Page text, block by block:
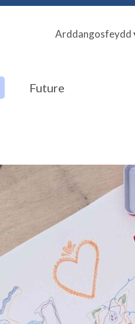
Arddangosfeydd
Future